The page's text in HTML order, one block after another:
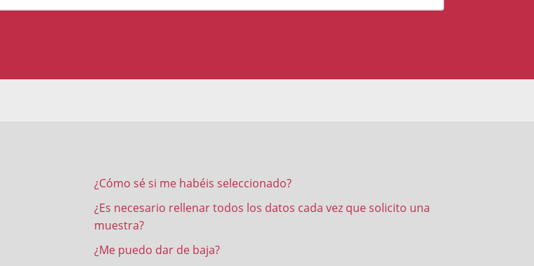
¿Cómo sé si me habéis seleccionado?
¿Es necesario rellenar todos los datos cada vez que solicito una
muestra?
¿Me puedo dar de baja?